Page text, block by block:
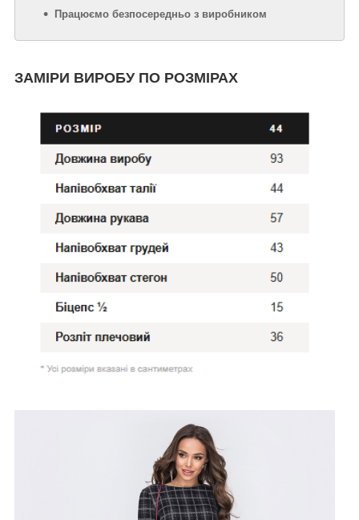
Працюємо безпосередньо з виробником
ЗАМІРИ ВИРОБУ ПО РОЗМІРАХ